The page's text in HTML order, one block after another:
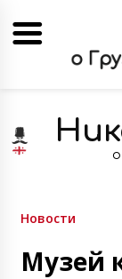
content
Новости
Музей